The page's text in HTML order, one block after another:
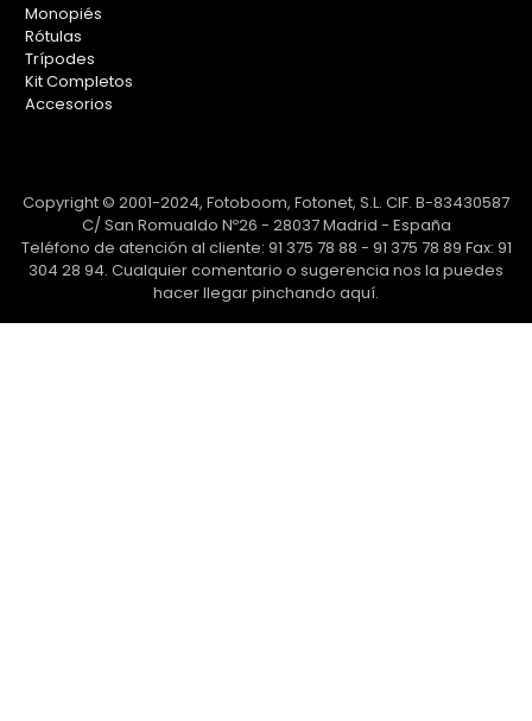
Monopiés
Rótulas
Trípodes
Kit Completos
Accesorios
Copyright © 2001-2024, Fotoboom, Fotonet, S.L. CIF. B-83430587
C/ San Romualdo Nº26 - 28037 Madrid - España
Teléfono de atención al cliente: 91 375 78 88 - 91 375 78 89 Fax: 91
304 28 94. Cualquier comentario o sugerencia nos la puedes
hacer llegarpinchando aquí.